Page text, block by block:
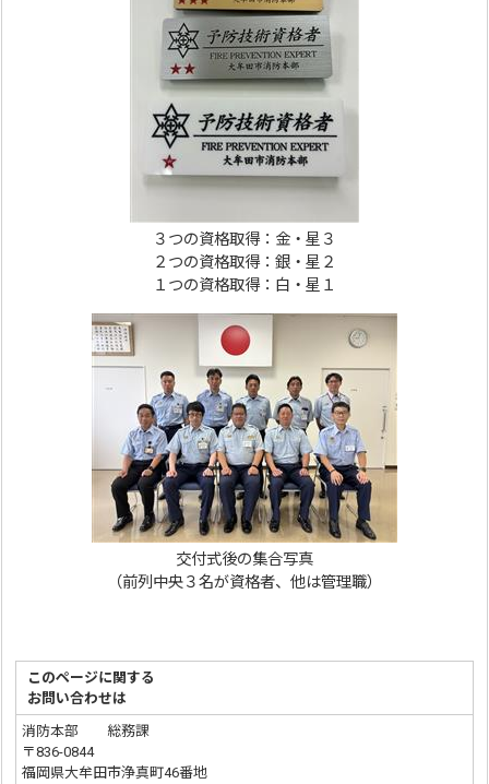
３つの資格取得：金・星３
２つの資格取得：銀・星２
１つの資格取得：白・星１
交付式後の集合写真
（前列中央３名が資格者、他は管理職）
このページに関する
お問い合わせは
消防本部 総務課
〒836-0844
福岡県大牟田市浄真町46番地